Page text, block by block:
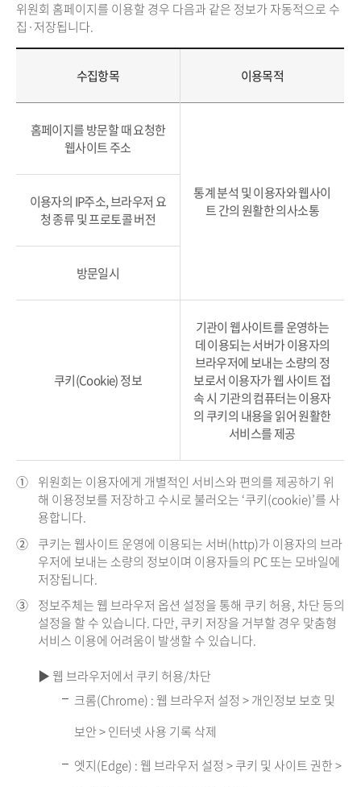
위원회 홈페이지를 이용할 경우 다음과 같은 정보가 자동적으로 수
집·저장됩니다.
수집항목 이용목적
홈페이지를 방문할 때 요청한
웹사이트 주소
통계 분석 및 이용자와 웹사이
트 간의 원활한 의사소통
이용자의 IP주소, 브라우저 요
청 종류 및 프로토콜 버전
방문일시
쿠키(Cookie) 정보
기관이 웹사이트를 운영하는
데 이용되는 서버가 이용자의
브라우저에 보내는 소량의 정
보로서 이용자가 웹 사이트 접
속 시 기관의 컴퓨터는 이용자
의 쿠키의 내용을 읽어 원활한
서비스를 제공
① 위원회는 이용자에게 개별적인 서비스와 편의를 제공하기 위
해 이용정보를 저장하고 수시로 불러오는 ‘쿠키(cookie)’를 사
용합니다.
② 쿠키는 웹사이트 운영에 이용되는 서버(http)가 이용자의 브라
우저에 보내는 소량의 정보이며 이용자들의 PC 또는 모바일에
저장됩니다.
③ 정보주체는 웹 브라우저 옵션 설정을 통해 쿠키 허용, 차단 등의
설정을 할 수 있습니다. 다만, 쿠키 저장을 거부할 경우 맞춤형
서비스 이용에 어려움이 발생할 수 있습니다.
▶ 웹 브라우저에서 쿠키 허용/차단
크롬(Chrome) : 웹 브라우저 설정 > 개인정보 보호 및
보안 > 인터넷 사용 기록 삭제
엣지(Edge) : 웹 브라우저 설정 > 쿠키 및 사이트 권한 >